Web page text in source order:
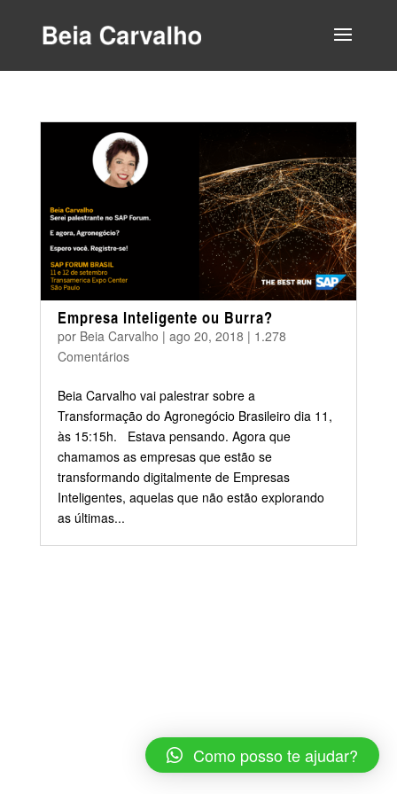
Empresa Inteligente ou Burra?
por Beia Carvalho | ago 20, 2018 | 1.278
Comentários
Beia Carvalho vai palestrar sobre a
Transformação do Agronegócio Brasileiro dia 11,
às 15:15h. Estava pensando. Agora que
chamamos as empresas que estão se
transformando digitalmente de Empresas
Inteligentes, aquelas que não estão explorando
as últimas...
Como posso te ajudar?